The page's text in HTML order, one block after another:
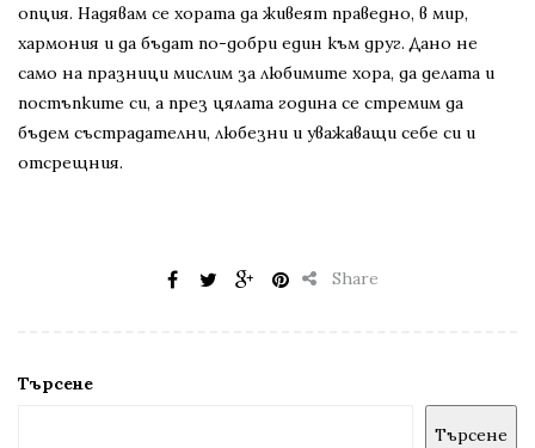
опция. Надявам се хората да живеят праведно, в мир,
хармония и да бъдат по-добри един към друг. Дано не
само на празници мислим за любимите хора, да делата и
постъпките си, а през цялата година се стремим да
бъдем състрадателни, любезни и уважаващи себе си и
отсрещния.
Share
Търсене
Търсене